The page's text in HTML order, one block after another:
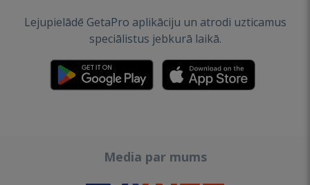
Lejupielādē GetaPro aplikāciju un atrodi uzticamus
speciālistus jebkurā laikā.
Media par mums